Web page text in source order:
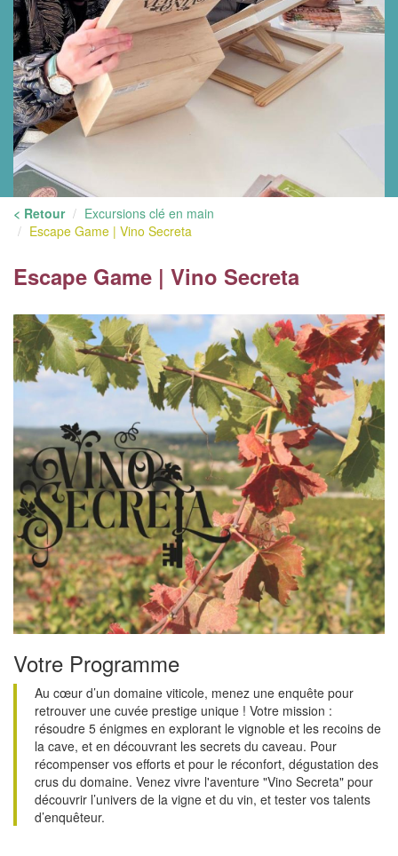
< Retour
Excursions clé en main
Escape Game | Vino Secreta
Escape Game | Vino Secreta
Votre Programme
Au cœur d’un domaine viticole, menez une enquête pour
retrouver une cuvée prestige unique ! Votre mission :
résoudre 5 énigmes en explorant le vignoble et les recoins de
la cave, et en découvrant les secrets du caveau. Pour
récompenser vos efforts et pour le réconfort, dégustation des
crus du domaine. Venez vivre l'aventure "Vino Secreta" pour
découvrir l’univers de la vigne et du vin, et tester vos talents
d’enquêteur.